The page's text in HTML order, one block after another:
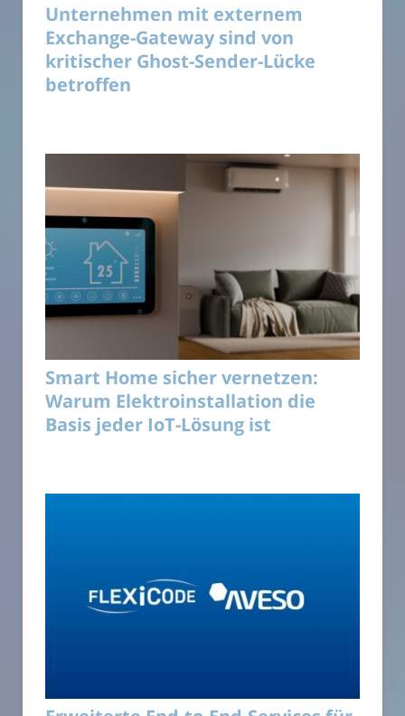
Unternehmen mit externem
Exchange-Gateway sind von
kritischer Ghost-Sender-Lücke
betroffen
Smart Home sicher vernetzen:
Warum Elektroinstallation die
Basis jeder IoT-Lösung ist